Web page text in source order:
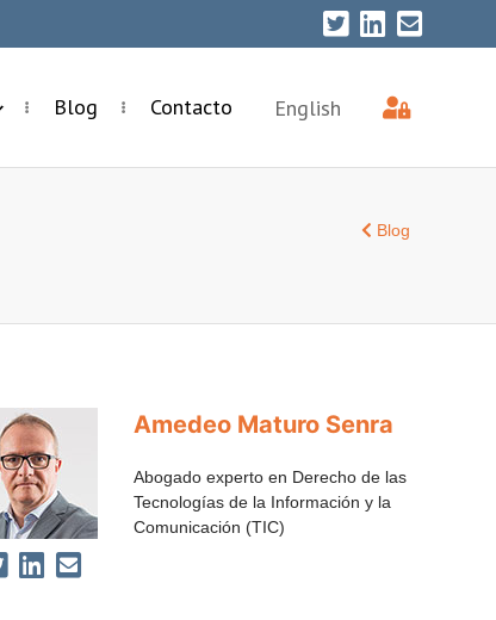
Blog Contacto English
Blog
Amedeo Maturo Senra
Abogado experto en Derecho de las
Tecnologías de la Información y la
Comunicación (TIC)